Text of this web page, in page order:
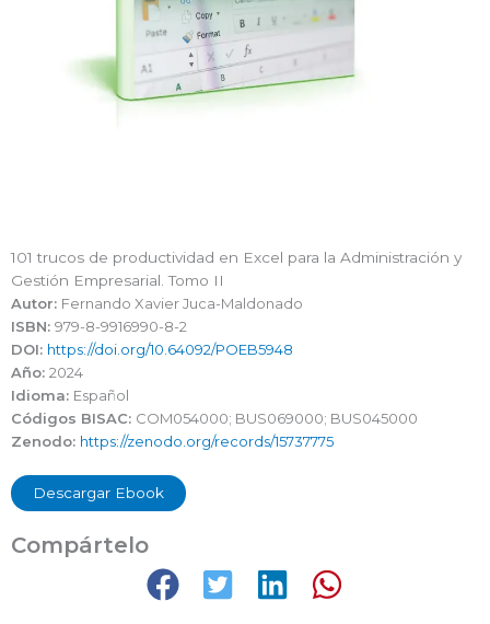
101 trucos de productividad en Excel para la Administración y
Gestión Empresarial. Tomo II
Autor: Fernando Xavier Juca-Maldonado
ISBN: 979-8-9916990-8-2
DOI: https://doi.org/10.64092/POEB5948
Año: 2024
Idioma: Español
Códigos BISAC: COM054000; BUS069000; BUS045000
Zenodo: https://zenodo.org/records/15737775
Descargar Ebook
Compártelo